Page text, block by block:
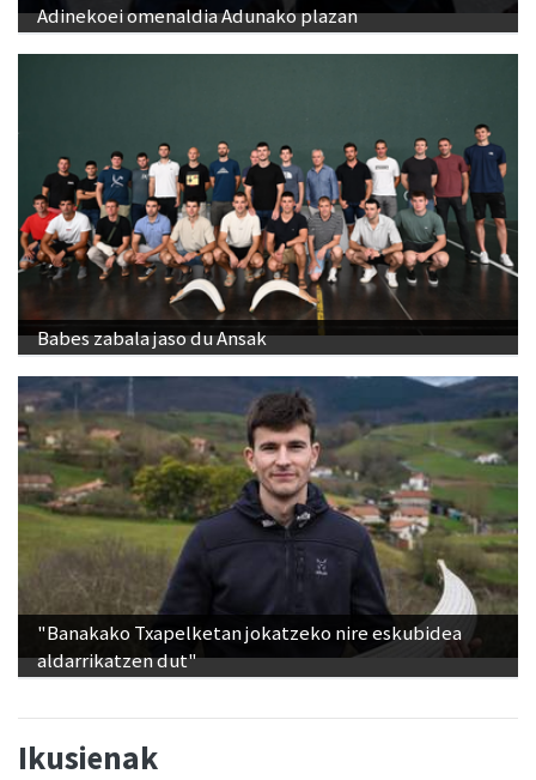
Adinekoei omenaldia Adunako plazan
Babes zabala jaso du Ansak
"Banakako Txapelketan jokatzeko nire eskubidea
aldarrikatzen dut"
Ikusienak